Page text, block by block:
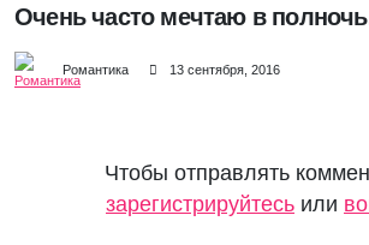
Очень часто мечтаю в
Романтика 13 сентября, 2016
Чтобы отправлять
зарегистрируйтесь или